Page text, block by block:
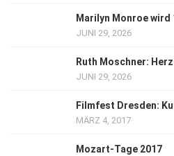
Marilyn Monroe wird
JUNI 29, 2026
Ruth Moschner:
JUNI 29, 2026
Filmfest Dresden:
MÄRZ 4, 2017
Mozart-Tage 2017